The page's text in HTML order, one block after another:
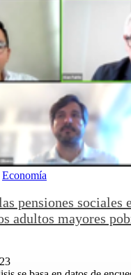
Economía
pensiones sociales
adultos mayores